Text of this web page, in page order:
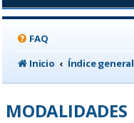
FAQ
Inicio
Índice general
MODALIDADES